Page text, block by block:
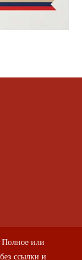
Полное или
ссылки и